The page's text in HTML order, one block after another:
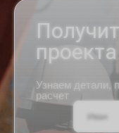
проекта
Узнаем детали,
расчет